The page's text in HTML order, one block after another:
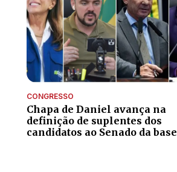
CONGRESSO
Chapa de Daniel avança na
definição de suplentes dos
candidatos ao Senado da base